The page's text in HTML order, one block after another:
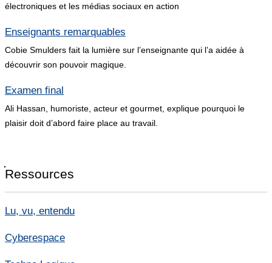
électroniques et les médias sociaux en action
Enseignants remarquables
Cobie Smulders fait la lumière sur l’enseignante qui l’a aidée à
découvrir son pouvoir magique.
Examen final
Ali Hassan, humoriste, acteur et gourmet, explique pourquoi le
plaisir doit d’abord faire place au travail.
Ressources
Lu, vu, entendu
Cyberespace